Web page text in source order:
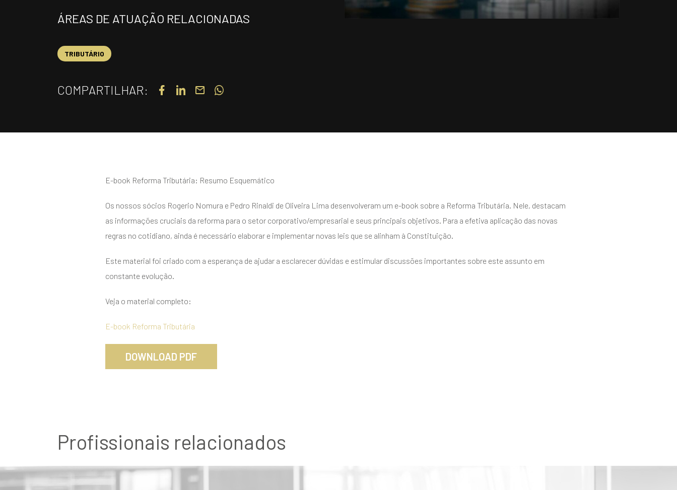
ÁREAS DE ATUAÇÃO RELACIONADAS
TRIBUTÁRIO
COMPARTILHAR:
E-book Reforma Tributária: Resumo Esquemático
Os nossos sócios Rogerio Nomura e Pedro Rinaldi de Oliveira Lima desenvolveram um e-book sobre a Reforma Tributária. Nele, destacam
as informações cruciais da reforma para o setor corporativo/empresarial e seus principais objetivos. Para a efetiva aplicação das novas
regras no cotidiano, ainda é necessário elaborar e implementar novas leis que se alinham à Constituição.
Este material foi criado com a esperança de ajudar a esclarecer dúvidas e estimular discussões importantes sobre este assunto em
constante evolução.
Veja o material completo:
E-book Reforma Tributária
DOWNLOAD PDF
Profissionais relacionados